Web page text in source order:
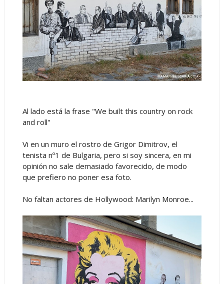
Al lado está la frase "We built this country on rock
and roll"
Vi en un muro el rostro de Grigor Dimitrov, el
tenista nº1 de Bulgaria, pero si soy sincera, en mi
opinión no sale demasiado favorecido, de modo
que prefiero no poner esa foto.
No faltan actores de Hollywood: Marilyn Monroe...